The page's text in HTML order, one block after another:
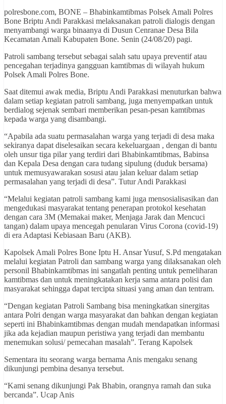
polresbone.com, BONE – Bhabinkamtibmas Polsek Amali Polres
Bone Briptu Andi Parakkasi melaksanakan patroli dialogis dengan
menyambangi warga binaanya di Dusun Cenranae Desa Bila
Kecamatan Amali Kabupaten Bone. Senin (24/08/20) pagi.
Patroli sambang tersebut sebagai salah satu upaya preventif atau
pencegahan terjadinya gangguan kamtibmas di wilayah hukum
Polsek Amali Polres Bone.
Saat ditemui awak media, Briptu Andi Parakkasi menuturkan bahwa
dalam setiap kegiatan patroli sambang, juga menyempatkan untuk
berdialog sejenak sembari memberikan pesan-pesan kamtibmas
kepada warga yang disambangi.
“Apabila ada suatu permasalahan warga yang terjadi di desa maka
sekiranya dapat diselesaikan secara kekeluargaan , dengan di bantu
oleh unsur tiga pilar yang terdiri dari Bhabinkamtibmas, Babinsa
dan Kepala Desa dengan cara tudang sipulung (duduk bersama)
untuk memusyawarakan sosusi atau jalan keluar dalam setiap
permasalahan yang terjadi di desa”. Tutur Andi Parakkasi
“Melalui kegiatan patroli sambang kami juga mensosialisasikan dan
mengedukasi masyarakat tentang penerapan protokol kesehatan
dengan cara 3M (Memakai maker, Menjaga Jarak dan Mencuci
tangan) dalam upaya mencegah penularan Virus Corona (covid-19)
di era Adaptasi Kebiasaan Baru (AKB).
Kapolsek Amali Polres Bone Iptu H. Ansar Yusuf, S.Pd mengatakan
melalui kegiatan Patroli dan sambang warga yang dilaksanakan oleh
personil Bhabinkamtibmas ini sangatlah penting untuk pemeliharan
kamtibmas dan untuk meningkatakan kerja sama antara polisi dan
masyarakat sehingga dapat tercipta situasi yang aman dan tentram.
“Dengan kegiatan Patroli Sambang bisa meningkatkan sinergitas
antara Polri dengan warga masyarakat dan bahkan dengan kegiatan
seperti ini Bhabinkamtibmas dengan mudah mendapatkan informasi
jika ada kejadian maupun peristiwa yang terjadi dan membantu
menemukan solusi/ pemecahan masalah”. Terang Kapolsek
Sementara itu seorang warga bernama Anis mengaku senang
dikunjungi pembina desanya tersebut.
“Kami senang dikunjungi Pak Bhabin, orangnya ramah dan suka
bercanda”. Ucap Anis